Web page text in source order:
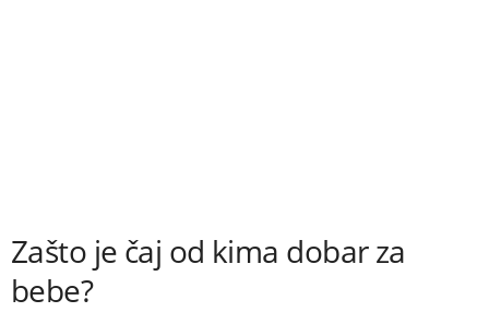
Zašto je čaj od kima dobar za
bebe?